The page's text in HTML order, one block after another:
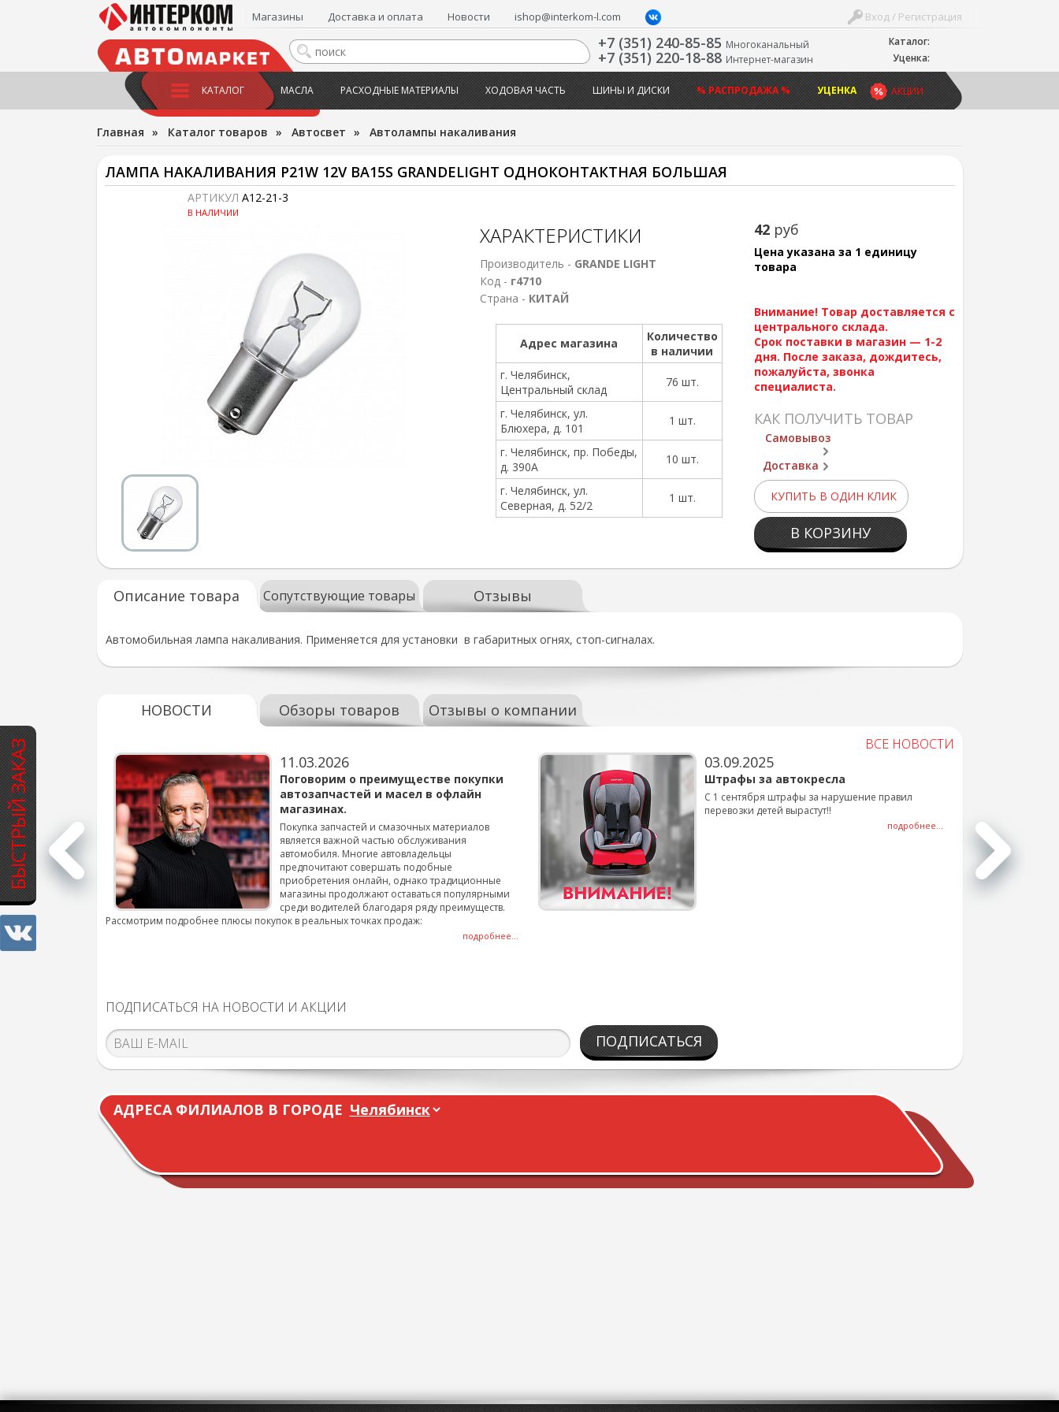
БЫСТРЫЙ ЗАКАЗ
Каталог:
Уценка:
Вход / Регистрация
Магазины Доставка и оплата Новости ishop@interkom-l.com
+7 (351) 240-85-85 Многоканальный
+7 (351) 220-18-88 Интернет-магазин
АКЦИИ
КАТАЛОГ МАСЛА РАСХОДНЫЕ МАТЕРИАЛЫ ХОДОВАЯ ЧАСТЬ ШИНЫ И ДИСКИ % РАСПРОДАЖА % УЦЕНКА
Главная » Каталог товаров » Автосвет » Автолампы накаливания
ЛАМПА НАКАЛИВАНИЯ P21W 12V BA15S GRANDELIGHT ОДНОКОНТАКТНАЯ БОЛЬШАЯ
АРТИКУЛ А12-21-3
В НАЛИЧИИ
42 руб
Цена указана за 1 единицу
товара
Внимание! Товар доставляется с
центрального склада.
Срок поставки в магазин — 1-2
дня. После заказа, дождитесь,
пожалуйста, звонка
специалиста.
КАК ПОЛУЧИТЬ ТОВАР
Самовывоз
Доставка
КУПИТЬ В ОДИН КЛИК
В КОРЗИНУ
ХАРАКТЕРИСТИКИ
Производитель - GRANDE LIGHT
Код - г4710
Страна - КИТАЙ
Адрес магазина
Количество
в наличии
г. Челябинск,
Центральный склад
76 шт.
г. Челябинск, ул.
Блюхера, д. 101
1 шт.
г. Челябинск, пр. Победы,
д. 390А
10 шт.
г. Челябинск, ул.
Северная, д. 52/2
1 шт.
Описание товара Сопутствующие товары Отзывы
Автомобильная лампа накаливания. Применяется для установки в габаритных огнях, стоп-сигналах.
НОВОСТИ Обзоры товаров Отзывы о компании
ВСЕ НОВОСТИ
для
смены шин на
подробнее...
11.03.2026
Поговорим о преимуществе покупки
автозапчастей и масел в офлайн
магазинах.
Покупка запчастей и смазочных материалов
является важной частью обслуживания
автомобиля. Многие автовладельцы
предпочитают совершать подобные
приобретения онлайн, однако традиционные
магазины продолжают оставаться популярными
среди водителей благодаря ряду преимуществ.
Рассмотрим подробнее плюсы покупок в реальных точках продаж:
подробнее...
03.09.2025
Штрафы за автокресла
С 1 сентября штрафы за нарушение правил
перевозки детей вырастут!!
подробнее...
ПОДПИСАТЬСЯ НА НОВОСТИ И АКЦИИ
ПОДПИСАТЬСЯ
АДРЕСА ФИЛИАЛОВ В ГОРОДЕ